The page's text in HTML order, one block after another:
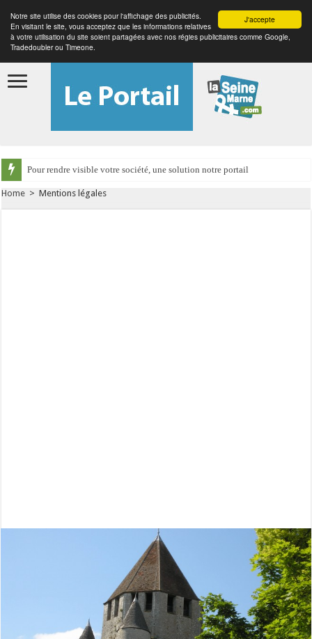
J'accepte
Notre site utilise des cookies pour l'affichage des publicités.
En visitant le site, vous acceptez que les informations relatives
à votre utilisation du site soient partagées avec nos régies publicitaires comme Google,
Tradedoubler ou Timeone.
Pour rendre visible votre société, une solution notre portail
Home > Mentions légales